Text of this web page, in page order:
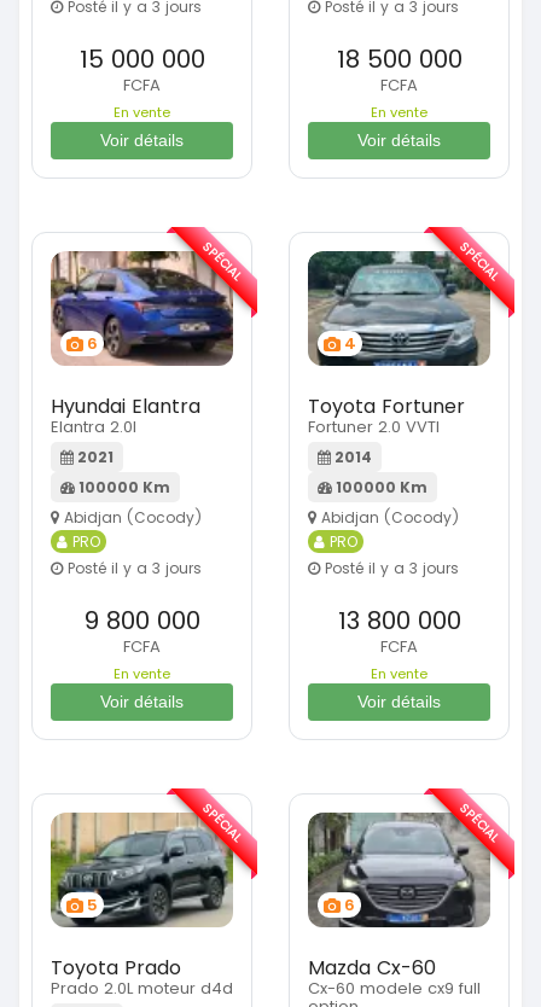
Posté il y a 3 jours
15 000 000
FCFA
En vente
Voir détails
Posté il y a 3 jours
18 500 000
FCFA
En vente
Voir détails
6
Hyundai Elantra
Elantra 2.0l
2021
100000 Km
Abidjan (Cocody)
PRO
Posté il y a 3 jours
9 800 000
FCFA
En vente
Voir détails
SPÉCIAL
4
Toyota Fortuner
Fortuner 2.0 VVTI
2014
100000 Km
Abidjan (Cocody)
PRO
Posté il y a 3 jours
13 800 000
FCFA
En vente
Voir détails
SPÉCIAL
5
Toyota Prado
Prado 2.0L moteur d4d
SPÉCIAL
6
Mazda Cx-60
Cx-60 modele cx9 full
SPÉCIAL